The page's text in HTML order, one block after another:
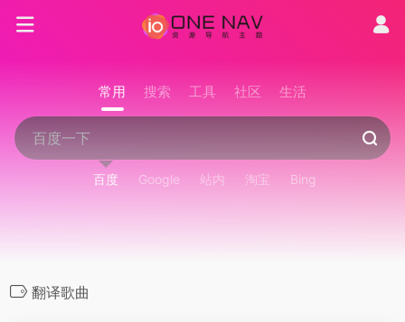
常用 搜索 工具 社区 生活
百度 Google 站内 淘宝 Bing
翻译歌曲